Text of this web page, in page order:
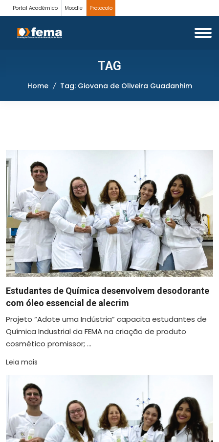
Portal Acadêmico Moodle Protocolo
TAG
Home Tag: Giovana de Oliveira Guadanhim
Estudantes de Química desenvolvem desodorante
com óleo essencial de alecrim
Projeto “Adote uma Indústria” capacita estudantes de
Química Industrial da FEMA na criação de produto
cosmético promissor; ...
Leia mais